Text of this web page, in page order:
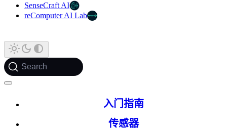
SenseCraft AI
reComputer AI Lab
Search
入门指南
传感器